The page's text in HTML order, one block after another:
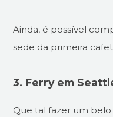
Ainda, é possível
sede da primeira
3. Ferry em
Que tal fazer um